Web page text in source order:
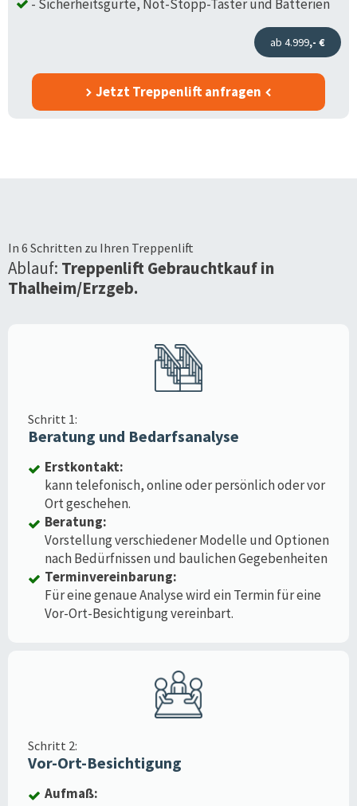
- Sicherheitsgurte, Not-Stopp-Taster und Batterien
ab 4.999,- €
Jetzt Treppenlift anfragen
In 6 Schritten zu Ihren Treppenlift
Ablauf: Treppenlift Gebrauchtkauf in
Thalheim/Erzgeb.
Schritt 1:
Beratung und Bedarfsanalyse
Erstkontakt:
kann telefonisch, online oder persönlich oder vor
Ort geschehen.
Beratung:
Vorstellung verschiedener Modelle und Optionen
nach Bedürfnissen und baulichen Gegebenheiten
Terminvereinbarung:
Für eine genaue Analyse wird ein Termin für eine
Vor-Ort-Besichtigung vereinbart.
Schritt 2:
Vor-Ort-Besichtigung
Aufmaß: